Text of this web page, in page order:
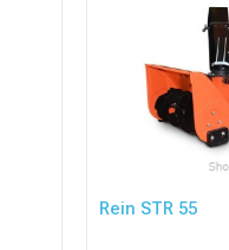
Rein STR 55